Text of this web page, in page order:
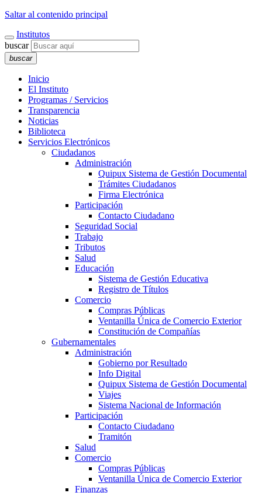
Saltar al contenido principal
Institutos
buscar
buscar
Inicio
El Instituto
Programas / Servicios
Transparencia
Noticias
Biblioteca
Servicios Electrónicos
Ciudadanos
Administración
Quipux Sistema de Gestión Documental
Trámites Ciudadanos
Firma Electrónica
Participación
Contacto Ciudadano
Seguridad Social
Trabajo
Tributos
Salud
Educación
Sistema de Gestión Educativa
Registro de Títulos
Comercio
Compras Públicas
Ventanilla Única de Comercio Exterior
Constitución de Compañías
Gubernamentales
Administración
Gobierno por Resultado
Info Digital
Quipux Sistema de Gestión Documental
Viajes
Sistema Nacional de Información
Participación
Contacto Ciudadano
Tramitón
Salud
Comercio
Compras Públicas
Ventanilla Única de Comercio Exterior
Finanzas